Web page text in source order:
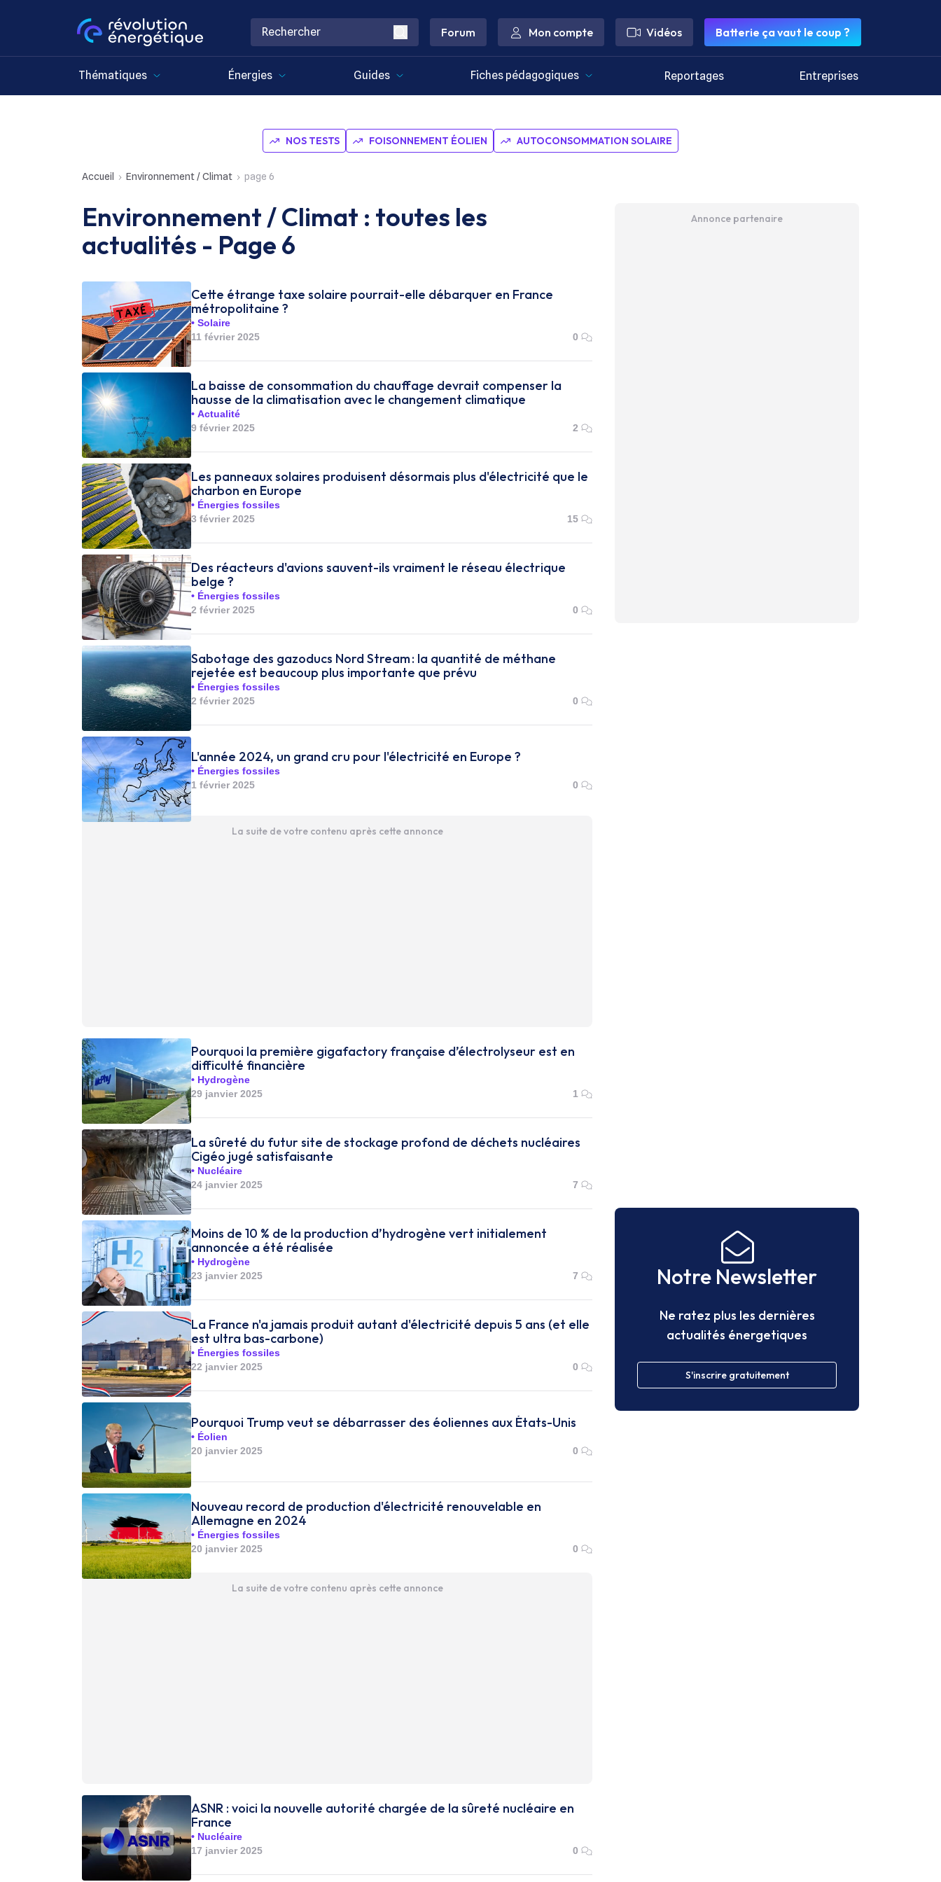
Forum Mon compte Vidéos Batterie ça vaut le coup ?
Thématiques Énergies Guides Fiches pédagogiques Reportages Entreprises
NOS TESTS FOISONNEMENT ÉOLIEN AUTOCONSOMMATION SOLAIRE
Accueil Environnement / Climat page 6
Environnement / Climat : toutes les
actualités - Page 6
Cette étrange taxe solaire pourrait-elle débarquer en France
métropolitaine ?
Solaire
11 février 2025
0
La baisse de consommation du chauffage devrait compenser la
hausse de la climatisation avec le changement climatique
Actualité
9 février 2025
2
Les panneaux solaires produisent désormais plus d'électricité que le
charbon en Europe
Énergies fossiles
3 février 2025
15
Des réacteurs d'avions sauvent-ils vraiment le réseau électrique
belge ?
Énergies fossiles
2 février 2025
0
Sabotage des gazoducs Nord Stream : la quantité de méthane
rejetée est beaucoup plus importante que prévu
Énergies fossiles
2 février 2025
0
L'année 2024, un grand cru pour l'électricité en Europe ?
Énergies fossiles
1 février 2025
0
La suite de votre contenu après cette annonce
Pourquoi la première gigafactory française d’électrolyseur est en
difficulté financière
Hydrogène
29 janvier 2025
1
La sûreté du futur site de stockage profond de déchets nucléaires
Cigéo jugé satisfaisante
Nucléaire
24 janvier 2025
7
Moins de 10 % de la production d’hydrogène vert initialement
annoncée a été réalisée
Hydrogène
23 janvier 2025
7
La France n'a jamais produit autant d'électricité depuis 5 ans (et elle
est ultra bas-carbone)
Énergies fossiles
22 janvier 2025
0
Pourquoi Trump veut se débarrasser des éoliennes aux États-Unis
Éolien
20 janvier 2025
0
Nouveau record de production d'électricité renouvelable en
Allemagne en 2024
Énergies fossiles
20 janvier 2025
0
La suite de votre contenu après cette annonce
ASNR : voici la nouvelle autorité chargée de la sûreté nucléaire en
France
Nucléaire
17 janvier 2025
0
Annonce partenaire
Notre Newsletter
Ne ratez plus les dernières
actualités énergetiques
S'inscrire gratuitement